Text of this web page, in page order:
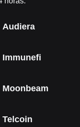
Audiera
Immunefi
Moonbeam
Telcoin